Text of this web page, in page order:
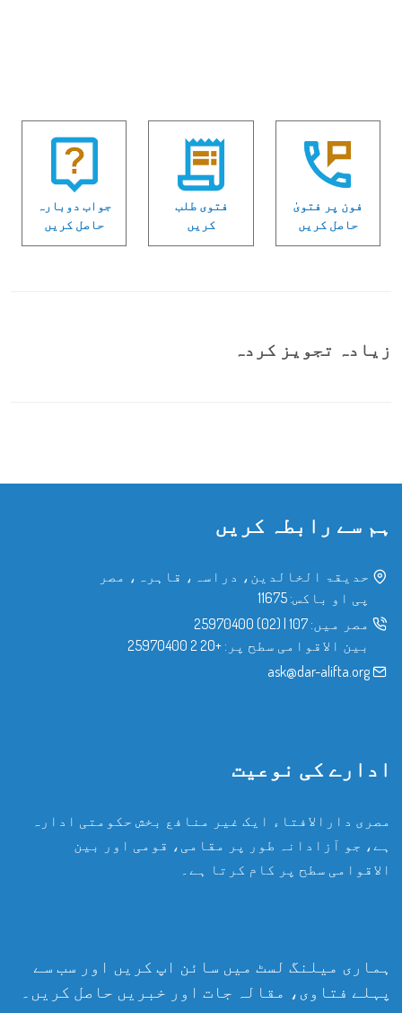
فون پر فتویٰ
حاصل کریں
فتوی طلب
کریں
جواب دوبارہ
حاصل کریں
زیادہ تجویز کردہ
ہم سے رابطہ کریں
حدیقۃ الخالدین، دراسہ، قاہرہ، مصر
پی او باکس: 11675
مصر میں: 107
|
(02) 25970400
بین الاقوامی سطح پر: +20 2 25970400
ask@dar-alifta.org
ادارے کی نوعیت
مصری دارالافتاء ایک غیر منافع بخش حکومتی ادارہ
ہے، جو آزادانہ طور پر مقامی، قومی اور بین
الاقوامی سطح پر کام کرتا ہے۔
ہماری میلنگ لسٹ میں سائن اپ کریں اور سب سے
پہلے فتاوی، مقالہ جات اور خبریں حاصل کریں۔